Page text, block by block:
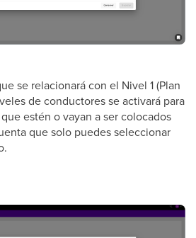
se relacionará con el Nivel 1 (Plan
de conductores se activará para
estén o vayan a ser colocados
que solo puedes seleccionar